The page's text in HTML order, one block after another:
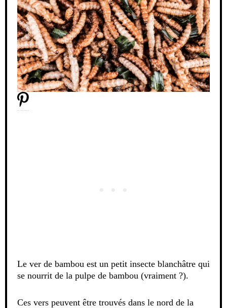
Le ver de bambou est un petit insecte blanchâtre qui
se nourrit de la pulpe de bambou (vraiment ?).
Ces vers peuvent être trouvés dans le nord de la